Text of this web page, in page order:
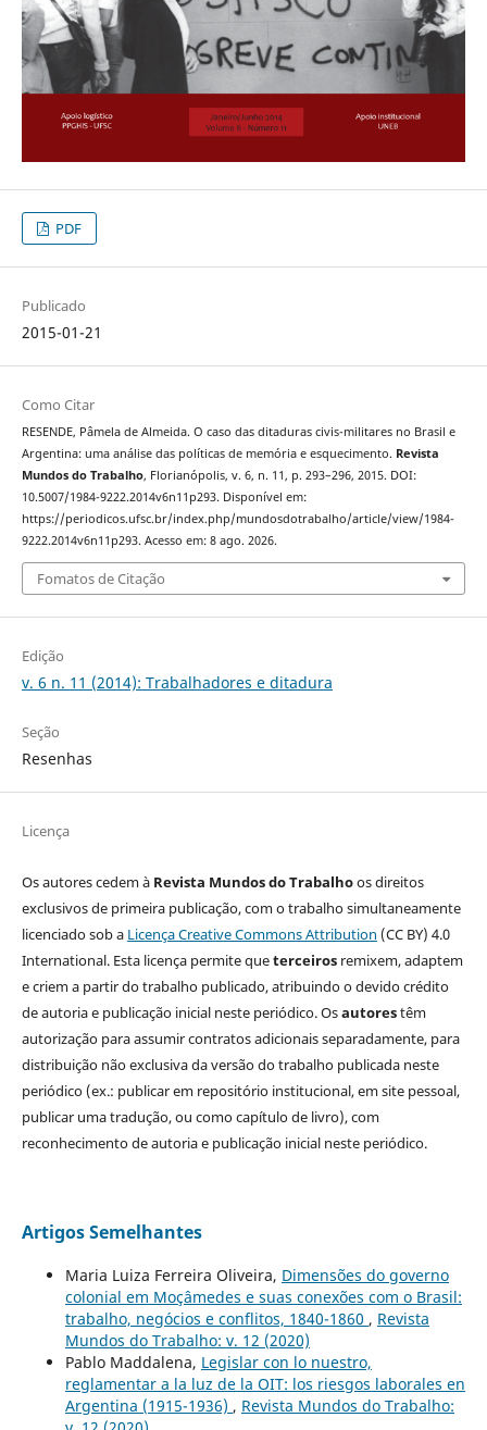
PDF
Publicado
2015-01-21
Como Citar
RESENDE, Pâmela de Almeida. O caso das ditaduras civis-militares no Brasil e
Argentina: uma análise das políticas de memória e esquecimento. Revista
Mundos do Trabalho, Florianópolis, v. 6, n. 11, p. 293–296, 2015. DOI:
10.5007/1984-9222.2014v6n11p293. Disponível em:
https://periodicos.ufsc.br/index.php/mundosdotrabalho/article/view/1984-
9222.2014v6n11p293. Acesso em: 8 ago. 2026.
Fomatos de Citação
Edição
v. 6 n. 11 (2014): Trabalhadores e ditadura
Seção
Resenhas
Licença
Os autores cedem à Revista Mundos do Trabalhoos direitos
exclusivos de primeira publicação, com o trabalho simultaneamente
licenciado sob a Licença Creative Commons Attribution (CC BY) 4.0
International. Esta licença permite queterceirosremixem, adaptem
e criem a partir do trabalho publicado, atribuindo o devido crédito
de autoria e publicação inicial neste periódico. Osautorestêm
autorização para assumir contratos adicionais separadamente, para
distribuição não exclusiva da versão do trabalho publicada neste
periódico (ex.: publicar em repositório institucional, em site pessoal,
publicar uma tradução, ou como capítulo de livro), com
reconhecimento de autoria e publicação inicial neste periódico.
Artigos Semelhantes
Maria Luiza Ferreira Oliveira, Dimensões do governo
colonial em Moçâmedes e suas conexões com o Brasil:
trabalho, negócios e conflitos, 1840-1860 , Revista
Mundos do Trabalho: v. 12 (2020)
Pablo Maddalena, Legislar con lo nuestro,
reglamentar a la luz de la OIT: los riesgos laborales en
Argentina (1915-1936) , Revista Mundos do Trabalho: